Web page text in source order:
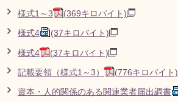
様式1～3 (369キロバイト)
様式4 (37キロバイト)
様式4 (37キロバイト)
記載要領（様式1～3） (776キロバイト)
資本・人的関係のある関連業者届出調書